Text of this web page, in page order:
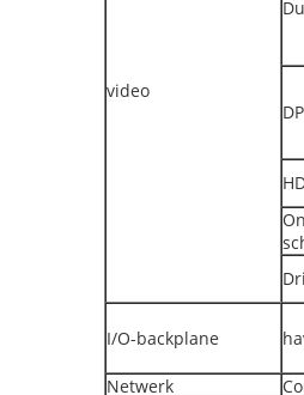
video
I/O-backplane
Netwerk